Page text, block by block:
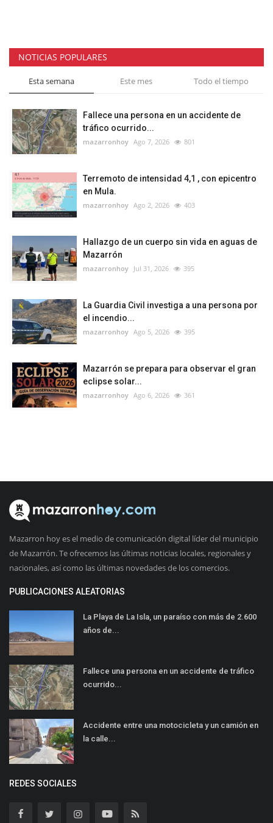
NOTICIAS POPULARES
Esta semana Este mes Todo el tiempo
Fallece una persona en un accidente de
tráfico ocurrido...
mazarronhoy Ago 7, 2026 801
Terremoto de intensidad 4,1 , con epicentro
en Mula.
mazarronhoy Ago 2, 2026 403
Hallazgo de un cuerpo sin vida en aguas de
Mazarrón
mazarronhoy Jul 31, 2026 395
La Guardia Civil investiga a una persona por
el incendio...
mazarronhoy Ago 5, 2026 395
Mazarrón se prepara para observar el gran
eclipse solar...
mazarronhoy Ago 6, 2026 361
Mazarron hoy es el medio de comunicación digital líder del municipio
de Mazarrón. Te ofrecemos las últimas noticias locales, regionales y
nacionales, así como las últimas novedades de los comercios.
PUBLICACIONES ALEATORIAS
La Playa de La Isla, un paraíso con más de 2.600
años de...
Fallece una persona en un accidente de tráfico
ocurrido...
Accidente entre una motocicleta y un camión en
la calle...
REDES SOCIALES